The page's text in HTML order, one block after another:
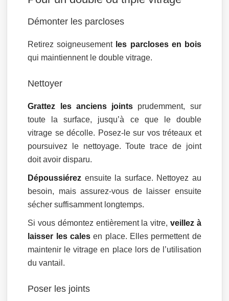
Démonter les parcloses
Retirez soigneusementles parcloses en bois
qui maintiennent le double vitrage.
Nettoyer
Grattez les anciens joints prudemment, sur
toute la surface, jusqu’à ce que le double
vitrage se décolle. Posez-le sur vos tréteaux et
poursuivez le nettoyage. Toute trace de joint
doit avoir disparu.
Dépoussiérez ensuite la surface. Nettoyez au
besoin, mais assurez-vous de laisser ensuite
sécher suffisamment longtemps.
Si vous démontez entièrement la vitre, veillez à
laisser les cales en place. Elles permettent de
maintenir le vitrage en place lors de l’utilisation
du vantail.
Poser les joints